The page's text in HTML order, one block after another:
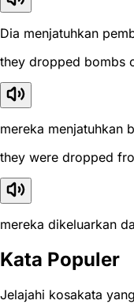
Dia menjatuhkan
they dropped bombs
mereka menjatuhkan
they were dropped
mereka dikeluarkan
Kata Populer
Jelajahi kosakata